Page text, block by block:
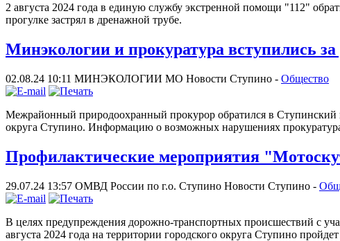
2 августа 2024 года в единую службу экстренной помощи "112"
прогулке застрял в дренажной трубе.
Минэкологии и прокуратура вступились
02.08.24 10:11 МИНЭКОЛОГИИ МО Новости Ступино - Общество
Межрайонный природоохранный прокурор обратился в Ступинский
округа Ступино. Информацию о возможных нарушениях
Профилактические мероприятия
29.07.24 13:57 ОМВД России по г.о. Ступино Новости Ступино -
В целях предупреждения дорожно-транспортных происшествий с
августа 2024 года на территории городского округа Ступино